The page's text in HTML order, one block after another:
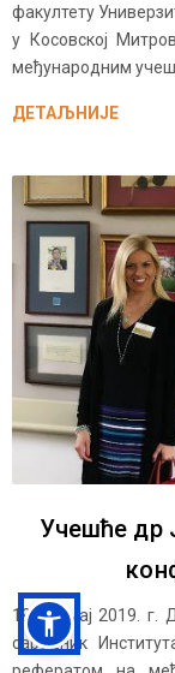
факултету
у Косовској
међународним
ДЕТАЉНИЈЕ
Учешће др
19-22. мај 2019.
сарадник